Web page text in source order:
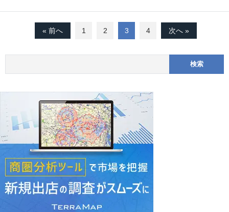
« 前へ 1 2 3 4 次へ »